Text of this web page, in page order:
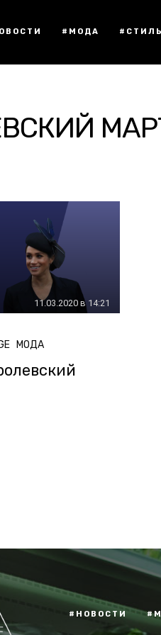
#МОДА
11.03.2020 в 14:21
МОДА
#НОВОСТИ